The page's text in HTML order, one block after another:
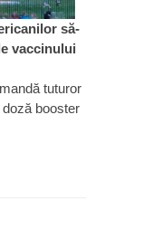
să-
vaccinului
tuturor
booster